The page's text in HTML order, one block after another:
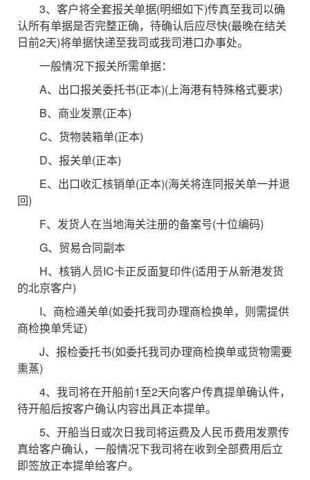
3、客户将全套报关单据(明细如下)传真至我司以确
认所有单据是否完整正确，待确认后应尽快(最晚在结关
日前2天)将单据快递至我司或我司港口办事处。
一般情况下报关所需单据：
A、出口报关委托书(正本)(上海港有特殊格式要求)
B、商业发票(正本)
C、货物装箱单(正本)
D、报关单(正本)
E、出口收汇核销单(正本)(海关将连同报关单一并退
回)
F、发货人在当地海关注册的备案号(十位编码)
G、贸易合同副本
H、核销人员IC卡正反面复印件(适用于从新港发货
的北京客户)
I、商检通关单(如委托我司办理商检换单，则需提供
商检换单凭证)
J、报检委托书(如委托我司办理商检换单或货物需要
熏蒸)
4、我司将在开船前1至2天向客户传真提单确认件，
待开船后按客户确认内容出具正本提单。
5、开船当日或次日我司将运费及人民币费用发票传
真给客户确认，一般情况下我司将在收到全部费用后立
即签放正本提单给客户。